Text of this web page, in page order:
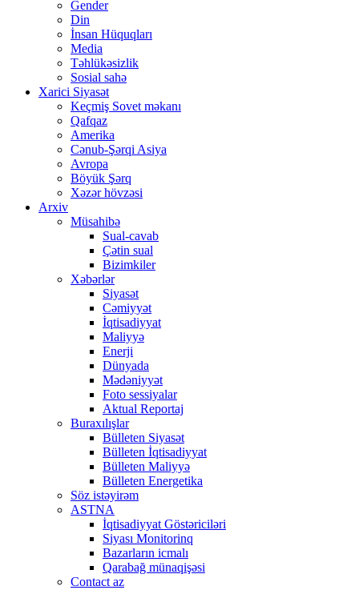
Gender
Din
İnsan Hüquqları
Media
Təhlükəsizlik
Sosial sahə
Xarici Siyasət
Keçmiş Sovet məkanı
Qafqaz
Amerika
Cənub-Şərqi Asiya
Avropa
Böyük Şərq
Xəzər hövzəsi
Arxiv
Müsahibə
Sual-cavab
Çətin sual
Bizimkiler
Xəbərlər
Siyasət
Cəmiyyət
İqtisadiyyat
Maliyyə
Enerji
Dünyada
Mədəniyyət
Foto sessiyalar
Aktual Reportaj
Buraxılışlar
Bülleten Siyasət
Bülleten İqtisadiyyat
Bülleten Maliyyə
Bülleten Energetika
Söz istəyirəm
ASTNA
İqtisadiyyat Göstəriciləri
Siyası Monitorinq
Bazarların icmalı
Qarabağ münaqişəsi
Contact az